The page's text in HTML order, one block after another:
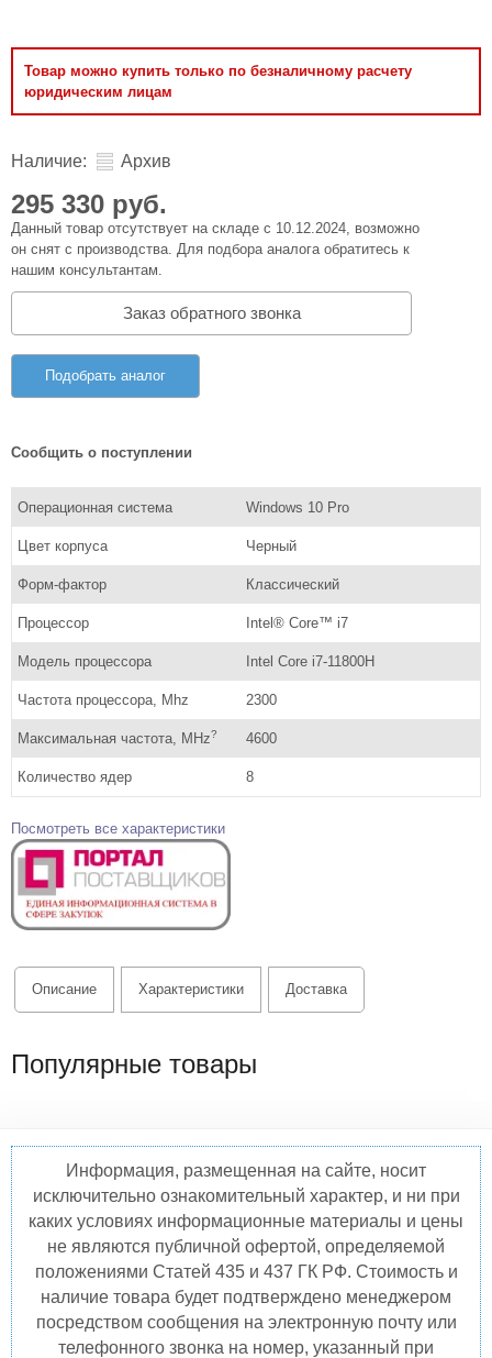
Товар можно купить только по безналичному расчету
юридическим лицам
Наличие: Архив
295 330 руб.
Данный товар отсутствует на складе с 10.12.2024, возможно
он снят с производства. Для подбора аналога обратитесь к
нашим консультантам.
Заказ обратного звонка
Подобрать аналог
Сообщить о поступлении
Операционная система Windows 10 Pro
Цвет корпуса Черный
Форм-фактор Классический
Процессор Intel® Core™ i7
Модель процессора Intel Core i7-11800H
Частота процессора, Mhz 2300
Максимальная частота, MHz? 4600
Количество ядер 8
Посмотреть все характеристики
Описание Характеристики Доставка
Популярные товары
Информация, размещенная на сайте, носит
исключительно ознакомительный характер, и ни при
каких условиях информационные материалы и цены
не являются публичной офертой, определяемой
положениями Статей 435 и 437 ГК РФ. Стоимость и
наличие товара будет подтверждено менеджером
посредством сообщения на электронную почту или
телефонного звонка на номер, указанный при